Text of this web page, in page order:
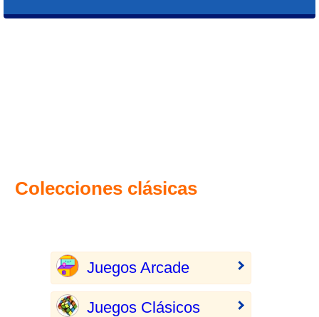
Colecciones clásicas
Juegos Arcade
Juegos Clásicos